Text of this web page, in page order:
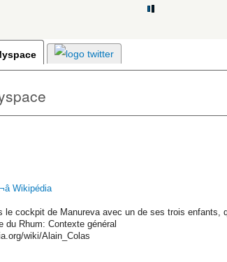
Wikipédia
le cockpit de Manureva avec un de ses trois enfants,
du Rhum: Contexte général
wiki/Alain_Colas